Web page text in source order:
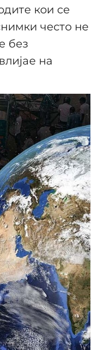
кои се
често не
без
на